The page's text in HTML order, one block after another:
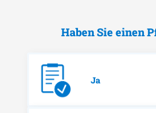
Haben Sie einen
Ja